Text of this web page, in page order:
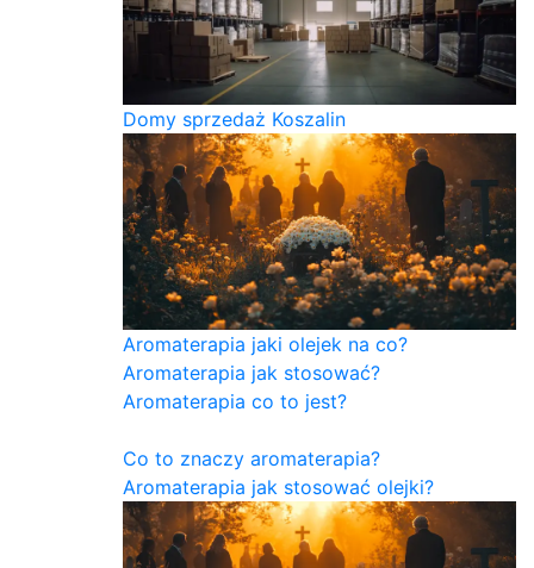
Domy sprzedaż Koszalin
Aromaterapia jaki olejek na co?
Aromaterapia jak stosować?
Aromaterapia co to jest?
Co to znaczy aromaterapia?
Aromaterapia jak stosować olejki?